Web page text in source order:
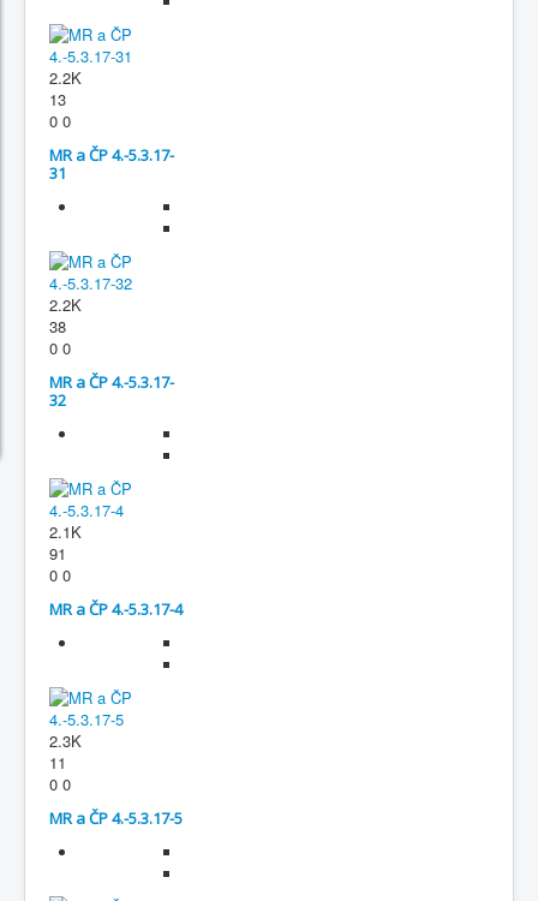
2.2K
13
0 0
MR a ČP 4.-5.3.17-
31
2.2K
38
0 0
MR a ČP 4.-5.3.17-
32
2.1K
91
0 0
MR a ČP 4.-5.3.17-4
2.3K
11
0 0
MR a ČP 4.-5.3.17-5